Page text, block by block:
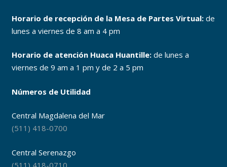
Horario de recepción de la Mesa de Partes Virtual:de
lunes a viernes de 8 am a 4 pm
Horario de atención Huaca Huantille:de lunes a
viernes de 9 am a 1 pm y de 2 a 5 pm
Números de Utilidad
Central Magdalena del Mar
(511) 418-0700
Central Serenazgo
(511) 418-0710